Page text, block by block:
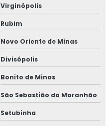
Virginópolis
Rubim
Novo Oriente de Minas
Divisópolis
Bonito de Minas
São Sebastião do Maranhão
Setubinha